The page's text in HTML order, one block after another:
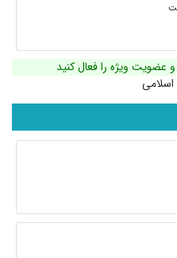
عضویت ویژه را فعال کنید